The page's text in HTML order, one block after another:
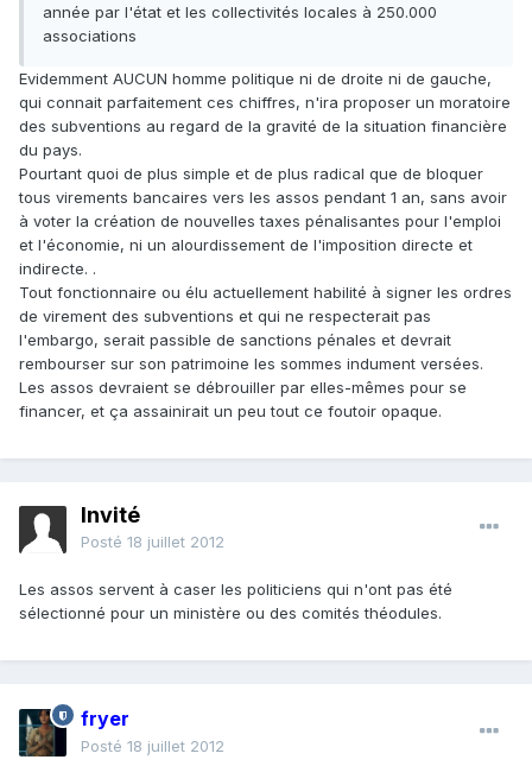
année par l'état et les collectivités locales à 250.000
associations
Evidemment AUCUN homme politique ni de droite ni de gauche,
qui connait parfaitement ces chiffres, n'ira proposer un moratoire
des subventions au regard de la gravité de la situation financière
du pays.
Pourtant quoi de plus simple et de plus radical que de bloquer
tous virements bancaires vers les assos pendant 1 an, sans avoir
à voter la création de nouvelles taxes pénalisantes pour l'emploi
et l'économie, ni un alourdissement de l'imposition directe et
indirecte. .
Tout fonctionnaire ou élu actuellement habilité à signer les ordres
de virement des subventions et qui ne respecterait pas
l'embargo, serait passible de sanctions pénales et devrait
rembourser sur son patrimoine les sommes indument versées.
Les assos devraient se débrouiller par elles-mêmes pour se
financer, et ça assainirait un peu tout ce foutoir opaque.
Invité
Posté 18 juillet 2012
Les assos servent à caser les politiciens qui n'ont pas été
sélectionné pour un ministère ou des comités théodules.
fryer
Posté 18 juillet 2012